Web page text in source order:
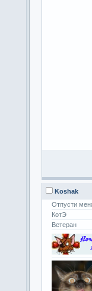
Koshak
Отпусти
КотЭ
Ветеран